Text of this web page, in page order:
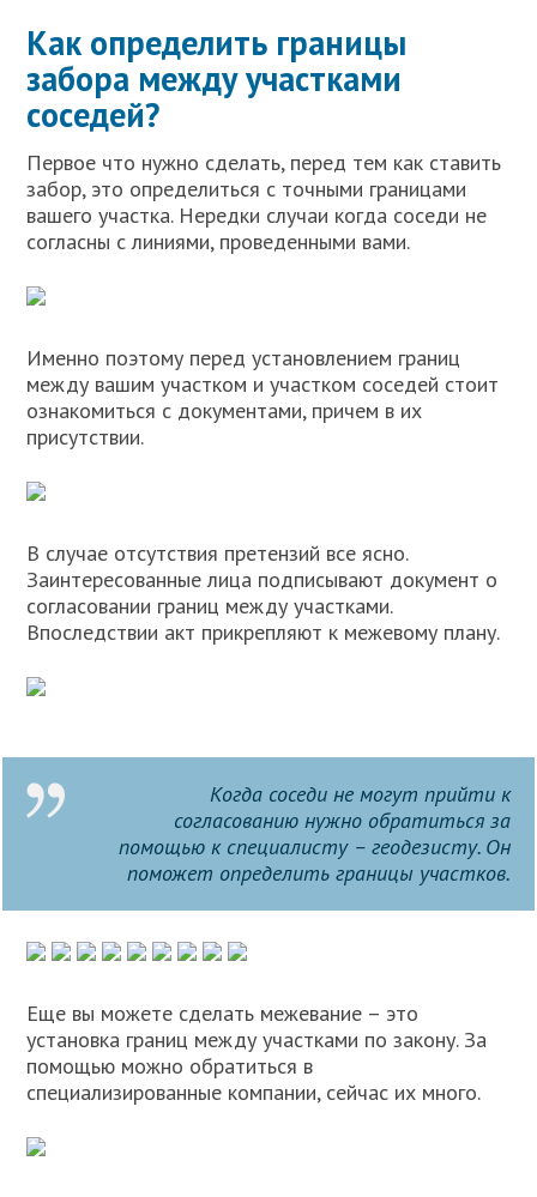
Как определить границы
забора между участками
соседей?
Первое что нужно сделать, перед тем как ставить
забор, это определиться с точными границами
вашего участка. Нередки случаи когда соседи не
согласны с линиями, проведенными вами.
Именно поэтому перед установлением границ
между вашим участком и участком соседей стоит
ознакомиться с документами, причем в их
присутствии.
В случае отсутствия претензий все ясно.
Заинтересованные лица подписывают документ о
согласовании границ между участками.
Впоследствии акт прикрепляют к межевому плану.
Когда соседи не могут прийти к
согласованию нужно обратиться за
помощью к специалисту – геодезисту. Он
поможет определить границы участков.
Еще вы можете сделать межевание – это
установка границ между участками по закону. За
помощью можно обратиться в
специализированные компании, сейчас их много.